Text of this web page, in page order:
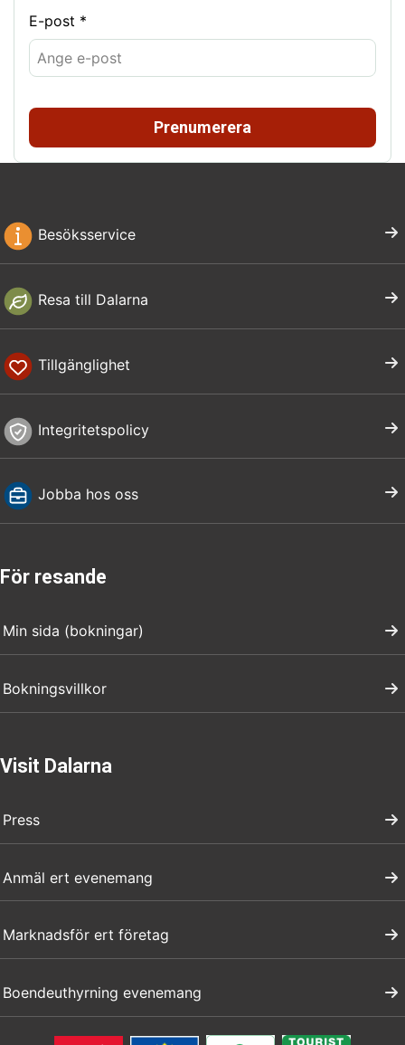
E-post *
Prenumerera
Besöksservice
Resa till Dalarna
Tillgänglighet
Integritetspolicy
Jobba hos oss
För resande
Min sida (bokningar)
Bokningsvillkor
Visit Dalarna
Press
Anmäl ert evenemang
Marknadsför ert företag
Boendeuthyrning evenemang